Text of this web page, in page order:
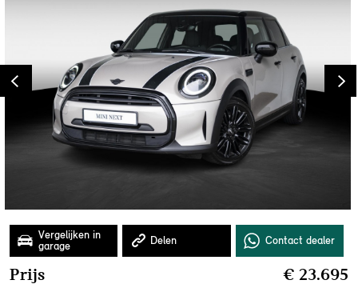
Prijs € 23.695